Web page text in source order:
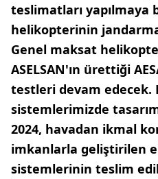
teslimatları yapılmaya
helikopterinin
Genel maksat
ASELSAN'ın ürettiği
testleri devam edecek.
sistemlerimizde
2024, havadan ikmal
imkanlarla geliştirilen
sistemlerinin teslim